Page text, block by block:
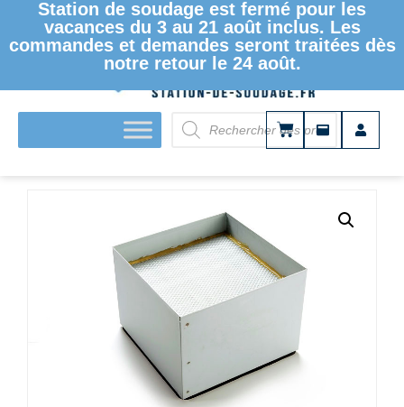
Station de soudage est fermé pour les
vacances du 3 au 21 août inclus. Les
commandes et demandes seront traitées dès
notre retour le 24 août.
EXTRACTEURS DE FUMÉE/ FILTRE COMBINÉ